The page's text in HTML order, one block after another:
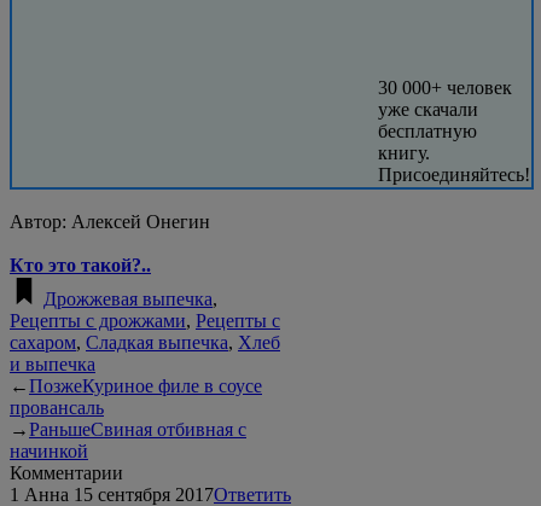
30 000+ человек
уже скачали
бесплатную
книгу.
Присоединяйтесь!
Автор: Алексей Онегин
Кто это такой?..
Дрожжевая выпечка,
Рецепты с дрожжами, Рецепты с
сахаром, Сладкая выпечка, Хлеб
и выпечка
←ПозжеКуриное филе в соусе
провансаль
→РаньшеСвиная отбивная с
начинкой
Комментарии
1 Анна 15 сентября 2017Ответить